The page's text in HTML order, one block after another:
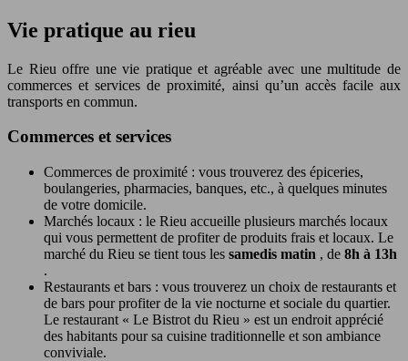
Vie pratique au rieu
Le Rieu offre une vie pratique et agréable avec une multitude de
commerces et services de proximité, ainsi qu’un accès facile aux
transports en commun.
Commerces et services
Commerces de proximité : vous trouverez des épiceries,
boulangeries, pharmacies, banques, etc., à quelques minutes
de votre domicile.
Marchés locaux : le Rieu accueille plusieurs marchés locaux
qui vous permettent de profiter de produits frais et locaux. Le
marché du Rieu se tient tous les samedis matin , de 8h à 13h
.
Restaurants et bars : vous trouverez un choix de restaurants et
de bars pour profiter de la vie nocturne et sociale du quartier.
Le restaurant « Le Bistrot du Rieu » est un endroit apprécié
des habitants pour sa cuisine traditionnelle et son ambiance
conviviale.